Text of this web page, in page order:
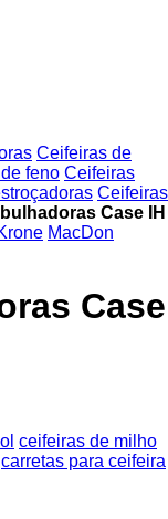
Ceifeiras de
feno Ceifeiras
Ceifeiras
Case IH
MacDon
Case
ceifeiras de milho
carretas para ceifeira